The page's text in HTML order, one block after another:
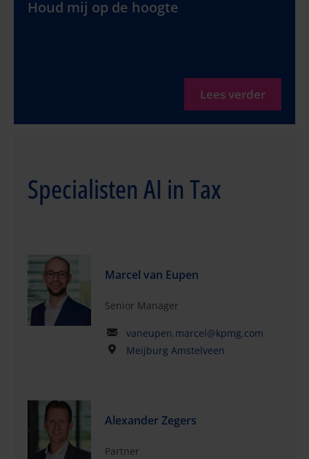
Houd mij op de hoogte
Lees verder
Specialisten AI in Tax
Marcel van Eupen
Senior Manager
vaneupen.marcel@kpmg.com
Meijburg Amstelveen
Alexander Zegers
Partner